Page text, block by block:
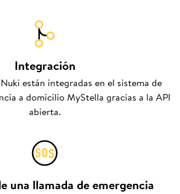
Integración
están integradas en el sistema de
a domicilio MyStella gracias a la API
abierta.
una llamada de emergencia